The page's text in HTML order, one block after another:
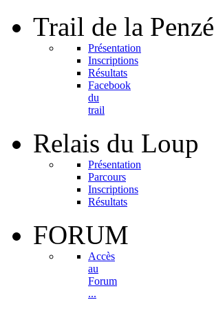
Trail de la Penzé
Présentation
Inscriptions
Résultats
Facebook
du
trail
Relais du Loup
Présentation
Parcours
Inscriptions
Résultats
FORUM
Accès
au
Forum
...